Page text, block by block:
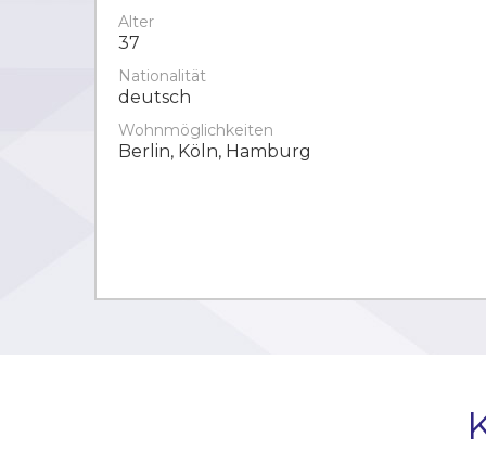
Alter
37
Nationalität
deutsch
Wohnmöglichkeiten
Berlin, Köln, Hamburg